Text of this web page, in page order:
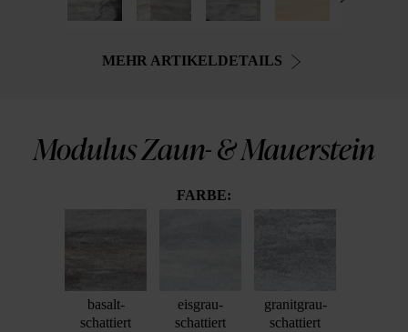
MEHR ARTIKELDETAILS
Modulus Zaun- & Mauerstein
FARBE:
basalt-
schattiert
eisgrau-
schattiert
granitgrau-
schattiert